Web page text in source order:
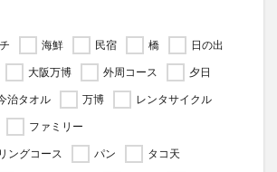
海鮮 民宿 橋
日の出
大阪万博 外周コース
夕日
治タオル 万博
レンタサイクル
ファミリー
ングコース
パン
タコ天